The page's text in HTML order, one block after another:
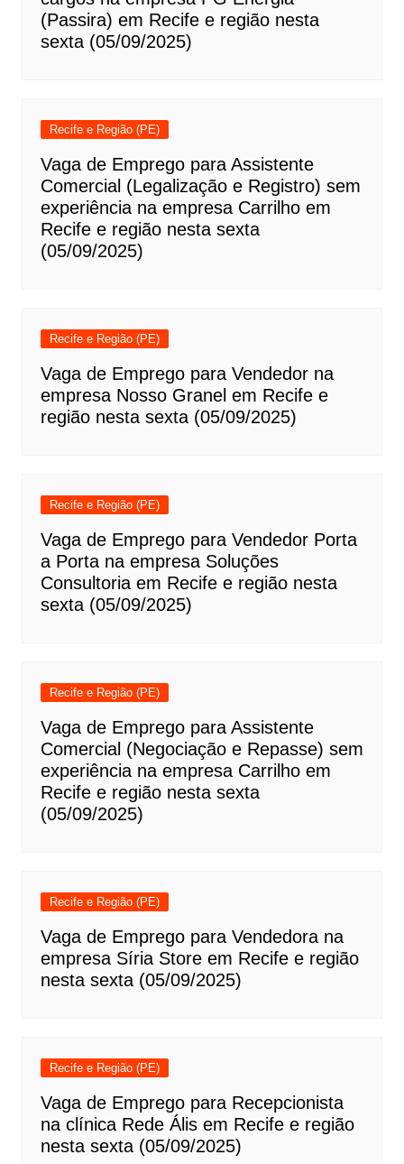
(Passira) em Recife e região nesta
sexta (05/09/2025)
Recife e Região (PE)
Vaga de Emprego para Assistente
Comercial (Legalização e Registro) sem
experiência na empresa Carrilho em
Recife e região nesta sexta
(05/09/2025)
Recife e Região (PE)
Vaga de Emprego para Vendedor na
empresa Nosso Granel em Recife e
região nesta sexta (05/09/2025)
Recife e Região (PE)
Vaga de Emprego para Vendedor Porta
a Porta na empresa Soluções
Consultoria em Recife e região nesta
sexta (05/09/2025)
Recife e Região (PE)
Vaga de Emprego para Assistente
Comercial (Negociação e Repasse) sem
experiência na empresa Carrilho em
Recife e região nesta sexta
(05/09/2025)
Recife e Região (PE)
Vaga de Emprego para Vendedora na
empresa Síria Store em Recife e região
nesta sexta (05/09/2025)
Recife e Região (PE)
Vaga de Emprego para Recepcionista
na clínica Rede Ális em Recife e região
nesta sexta (05/09/2025)